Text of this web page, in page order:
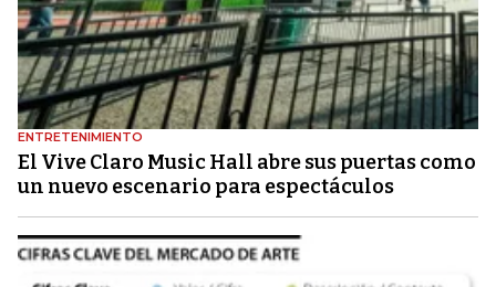
ENTRETENIMIENTO
El Vive Claro Music Hall abre sus puertas como
un nuevo escenario para espectáculos